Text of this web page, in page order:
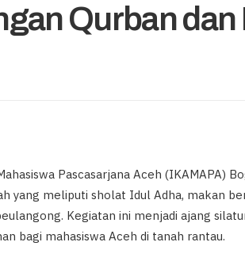
Qurban dan
Pascasarjana Aceh (IKAMAPA)
yang meliputi sholat Idul Adha, makan
Kegiatan ini menjadi ajang
bagi mahasiswa Aceh di tanah rantau.